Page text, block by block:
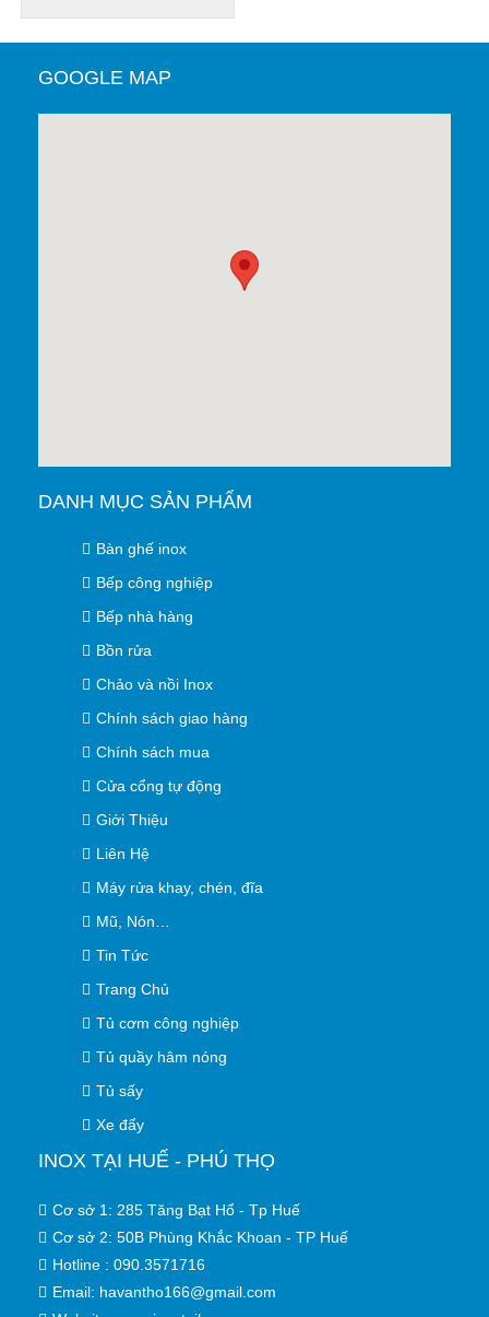
GOOGLE MAP
DANH MỤC SẢN PHẨM
Bàn ghế inox
Bếp công nghiệp
Bếp nhà hàng
Bồn rửa
Chảo và nồi Inox
Chính sách giao hàng
Chính sách mua
Cửa cổng tự động
Giới Thiệu
Liên Hệ
Máy rửa khay, chén, đĩa
Mũ, Nón…
Tin Tức
Trang Chủ
Tủ cơm công nghiệp
Tủ quầy hâm nóng
Tủ sấy
Xe đẩy
INOX TẠI HUẾ - PHÚ THỌ
Cơ sở 1: 285 Tăng Bạt Hổ - Tp Huế
Cơ sở 2: 50B Phùng Khắc Khoan - TP Huế
Hotline : 090.3571716
Email: havantho166@gmail.com